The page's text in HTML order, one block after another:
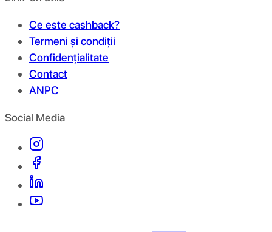
Ce este cashback?
Termeni și condiții
Confidențialitate
Contact
ANPC
Social Media